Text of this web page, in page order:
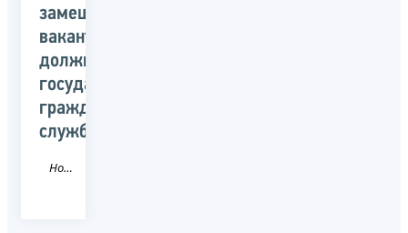
замещение
вакантных
должностей
государственной
гражданской
службы
Новость